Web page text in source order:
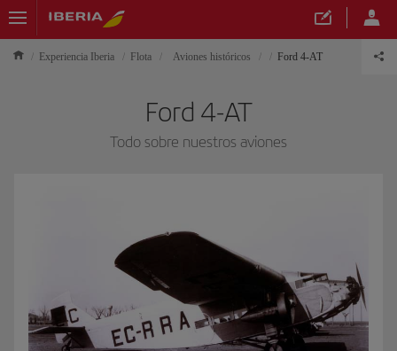
Experiencia Iberia Flota Aviones históricos Ford 4-AT
Ford 4-AT
Todo sobre nuestros aviones